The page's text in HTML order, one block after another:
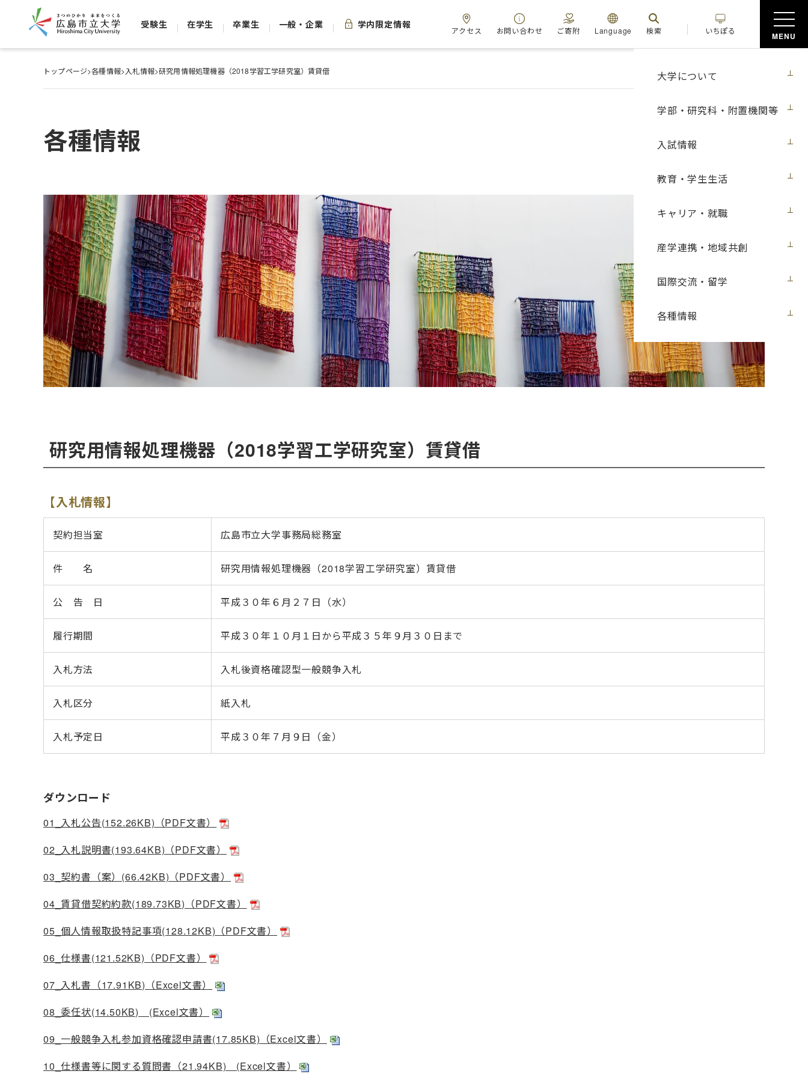
大学について
学部・研究科・附置機関等
入試情報
教育・学生生活
キャリア・就職
産学連携・地域共創
国際交流・留学
各種情報
受験生 在学生 卒業生 一般・企業 学内限定情報
アクセス お問い合わせ ご寄附 Language 検索 いちぽる
MENU
トップページ>各種情報>入札情報>研究用情報処理機器（2018学習工学研究室）賃貸借
各種情報
研究用情報処理機器（2018学習工学研究室）賃貸借
【入札情報】
契約担当室 広島市立大学事務局総務室
件 名 研究用情報処理機器（2018学習工学研究室）賃貸借
公 告 日 平成３０年６月２７日（水）
履行期間 平成３０年１０月１日から平成３５年９月３０日まで
入札方法 入札後資格確認型一般競争入札
入札区分 紙入札
入札予定日 平成３０年７月９日（金）
ダウンロード
01_入札公告(152.26KB)（PDF文書）
02_入札説明書(193.64KB)（PDF文書）
03_契約書（案）(66.42KB)（PDF文書）
04_賃貸借契約約款(189.73KB)（PDF文書）
05_個人情報取扱特記事項(128.12KB)（PDF文書）
06_仕様書(121.52KB)（PDF文書）
07_入札書（17.91KB)（Excel文書）
08_委任状(14.50KB) (Excel文書）
09_一般競争入札参加資格確認申請書(17.85KB)（Excel文書）
10_仕様書等に関する質問書（21.94KB) (Excel文書）